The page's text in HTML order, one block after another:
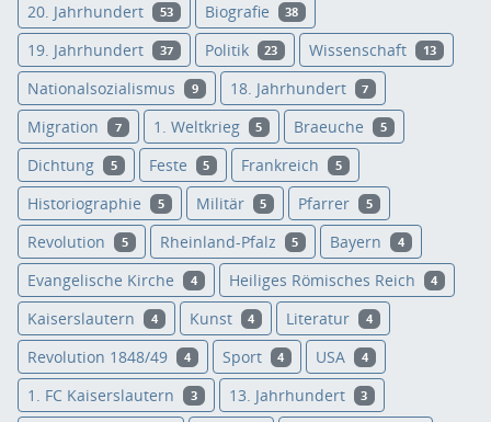
20. Jahrhundert 53 Biografie 38
19. Jahrhundert 37 Politik 23 Wissenschaft 13
Nationalsozialismus 9 18. Jahrhundert 7
Migration 7 1. Weltkrieg 5 Braeuche 5
Dichtung 5 Feste 5 Frankreich 5
Historiographie 5 Militär 5 Pfarrer 5
Revolution 5 Rheinland-Pfalz 5 Bayern 4
Evangelische Kirche 4 Heiliges Römisches Reich 4
Kaiserslautern 4 Kunst 4 Literatur 4
Revolution 1848/49 4 Sport 4 USA 4
1. FC Kaiserslautern 3 13. Jahrhundert 3